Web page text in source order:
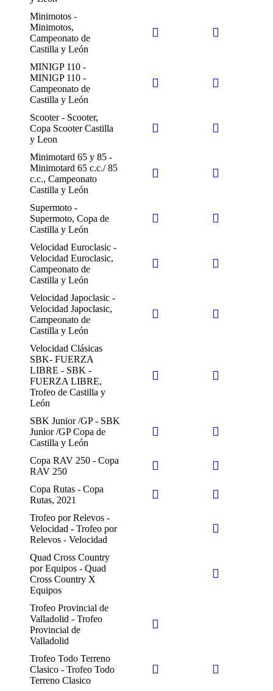
Minimotos -
Minimotos,
Campeonato de
Castilla y León
MINIGP 110 -
MINIGP 110 -
Campeonato de
Castilla y León
Scooter - Scooter,
Copa Scooter Castilla
y Leon
Minimotard 65 y 85 -
Minimotard 65 c.c./ 85
c.c., Campeonato
Castilla y León
Supermoto -
Supermoto, Copa de
Castilla y León
Velocidad Euroclasic -
Velocidad Euroclasic,
Campeonato de
Castilla y León
Velocidad Japoclasic -
Velocidad Japoclasic,
Campeonato de
Castilla y León
Velocidad Clásicas
SBK- FUERZA
LIBRE - SBK -
FUERZA LIBRE,
Trofeo de Castilla y
León
SBK Junior /GP - SBK
Junior /GP Copa de
Castilla y León
Copa RAV 250 - Copa
RAV 250
Copa Rutas - Copa
Rutas, 2021
Trofeo por Relevos -
Velocidad - Trofeo por
Relevos - Velocidad
Quad Cross Country
por Equipos - Quad
Cross Country X
Equipos
Trofeo Provincial de
Valladolid - Trofeo
Provincial de
Valladolid
Trofeo Todo Terreno
Clasico - Trofeo Todo
Terreno Clasico